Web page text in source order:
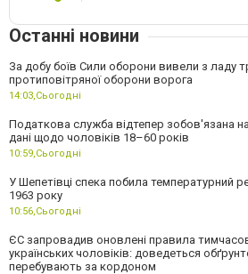
Останні новини
За добу боїв Сили оборони вивели з ладу
протиповітряної оборони ворога
14:03,Сьогодні
Податкова служба відтепер зобов'язана
дані щодо чоловіків 18–60 років
10:59,Сьогодні
У Шепетівці спека побила температурний
1963 року
10:56,Сьогодні
ЄС запровадив оновлені правила
українських чоловіків: доведеться
перебувають за кордоном